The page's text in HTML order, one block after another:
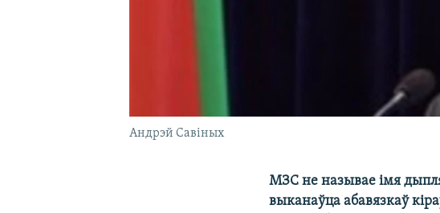
Андрэй Савіных
МЗС не называе імя
выканаўца абавязкаў